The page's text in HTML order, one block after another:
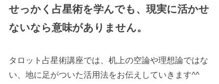
せっかく占星術を学んでも、現実に活かせ
ないなら意味がありません。
タロット占星術講座では、机上の空論や理想論ではな
い、地に足がついた活用法をお伝えしていきます^^